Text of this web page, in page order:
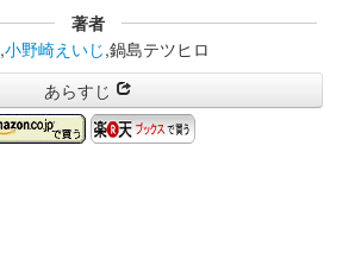
著者
,小野崎えいじ,鍋島テツヒロ
あらすじ